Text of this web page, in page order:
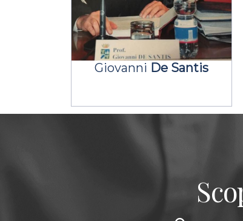
Giovanni De Santis